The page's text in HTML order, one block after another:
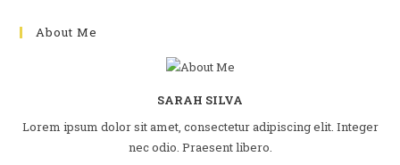
About Me
SARAH SILVA
Lorem ipsum dolor sit amet, consectetur adipiscing elit. Integer
nec odio. Praesent libero.